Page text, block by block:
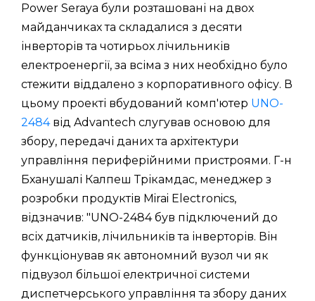
Power Seraya були розташовані на двох
майданчиках та складалися з десяти
інверторів та чотирьох лічильників
електроенергії, за всіма з них необхідно було
стежити віддалено з корпоративного офісу. В
цьому проекті вбудований комп'ютер UNO-
2484від Advantech слугував основою для
збору, передачі даних та архітектури
управління периферійними пристроями. Г-н
Бханушалі Калпеш Трікамдас, менеджер з
розробки продуктів Mirai Electronics,
відзначив: "UNO-2484 був підключений до
всіх датчиків, лічильників та інверторів. Він
функціонував як автономний вузол чи як
підвузол більшої електричної системи
диспетчерського управління та збору даних